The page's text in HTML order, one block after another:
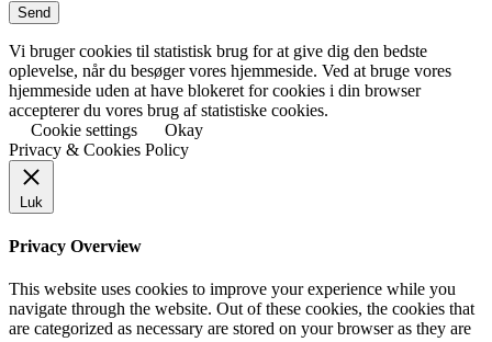
Vi bruger cookies til statistisk brug for at give dig den bedste
oplevelse, når du besøger vores hjemmeside. Ved at bruge vores
hjemmeside uden at have blokeret for cookies i din browser
accepterer du vores brug af statistiske cookies.
Cookie settings
Okay
Privacy & Cookies Policy
Luk
Privacy Overview
This website uses cookies to improve your experience while you
navigate through the website. Out of these cookies, the cookies that
are categorized as necessary are stored on your browser as they are